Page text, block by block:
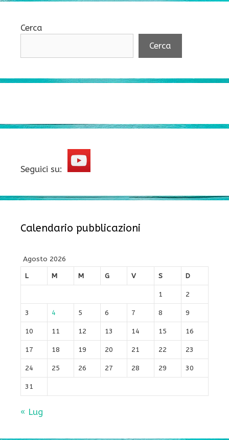
Cerca
Cerca
Seguici su:
Calendario pubblicazioni
Agosto 2026
L
M M G V S D
1 2
3 4 5 6 7 8 9
10 11 12 13 14 15 16
17 18 19 20 21 22 23
24 25 26 27 28 29 30
31
« Lug